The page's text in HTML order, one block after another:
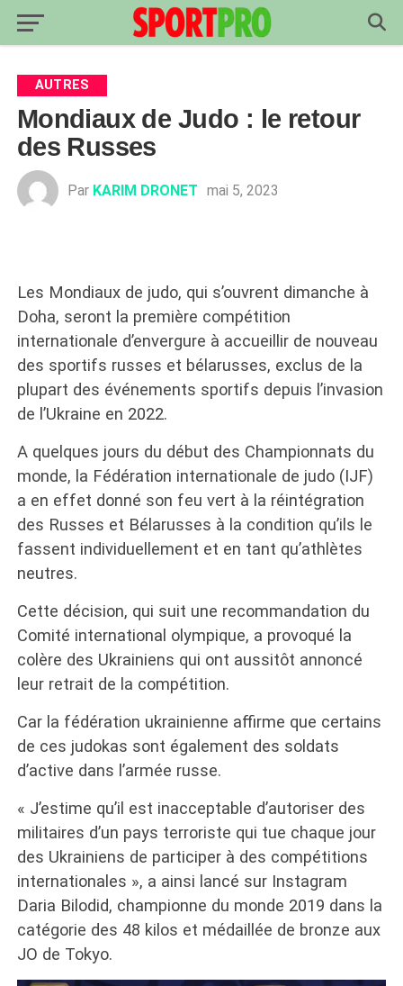
AUTRES
Mondiaux de Judo : le retour
des Russes
Par KARIM DRONET mai 5, 2023
Les Mondiaux de judo, qui s’ouvrent dimanche à
Doha, seront la première compétition
internationale d’envergure à accueillir de nouveau
des sportifs russes et bélarusses, exclus de la
plupart des événements sportifs depuis l’invasion
de l’Ukraine en 2022.
A quelques jours du début des Championnats du
monde, la Fédération internationale de judo (IJF)
a en effet donné son feu vert à la réintégration
des Russes et Bélarusses à la condition qu’ils le
fassent individuellement et en tant qu’athlètes
neutres.
Cette décision, qui suit une recommandation du
Comité international olympique, a provoqué la
colère des Ukrainiens qui ont aussitôt annoncé
leur retrait de la compétition.
Car la fédération ukrainienne affirme que certains
de ces judokas sont également des soldats
d’active dans l’armée russe.
« J’estime qu’il est inacceptable d’autoriser des
militaires d’un pays terroriste qui tue chaque jour
des Ukrainiens de participer à des compétitions
internationales », a ainsi lancé sur Instagram
Daria Bilodid, championne du monde 2019 dans la
catégorie des 48 kilos et médaillée de bronze aux
JO de Tokyo.